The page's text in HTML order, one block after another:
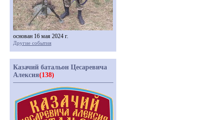
основан 16 мая 2024 г.
Другие события
Казачий батальон Цесаревича
Алексия(138)